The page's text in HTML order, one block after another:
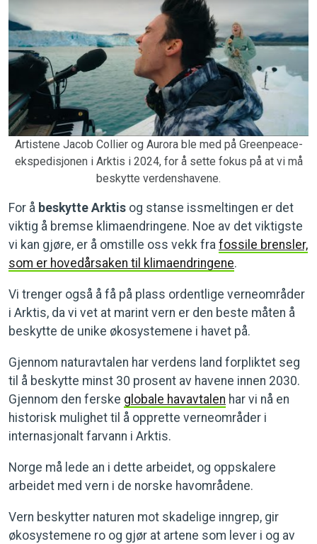
Artistene Jacob Collier og Aurora ble med på Greenpeace-
ekspedisjonen i Arktis i 2024, for å sette fokus på at vi må
beskytte verdenshavene.
For å beskytte Arktis og stanse issmeltingen er det
viktig å bremse klimaendringene. Noe av det viktigste
vi kan gjøre, er å omstille oss vekk fra fossile brensler,
som er hovedårsaken til klimaendringene.
Vi trenger også å få på plass ordentlige verneområder
i Arktis, da vi vet at marint vern er den beste måten å
beskytte de unike økosystemene i havet på.
Gjennom naturavtalen har verdens land forpliktet seg
til å beskytte minst 30 prosent av havene innen 2030.
Gjennom den ferske globale havavtalen har vi nå en
historisk mulighet til å opprette verneområder i
internasjonalt farvann i Arktis.
Norge må lede an i dette arbeidet, og oppskalere
arbeidet med vern i de norske havområdene.
Vern beskytter naturen mot skadelige inngrep, gir
økosystemene ro og gjør at artene som lever i og av